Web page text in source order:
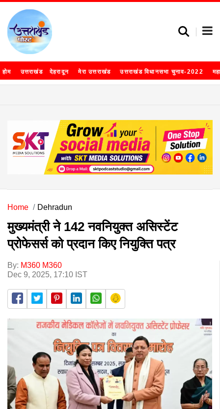
होम उत्तराखंड देहरादून मेरा उत्तराखंड उत्तराखंड विधानसभा चुनाव-2022
Home Dehradun
मुख्यमंत्री ने 142 नवनियुक्त असिस्टेंट
प्रोफेसर्स को प्रदान किए नियुक्ति पत्र
By: M360 M360
Dec 9, 2025, 17:10 IST